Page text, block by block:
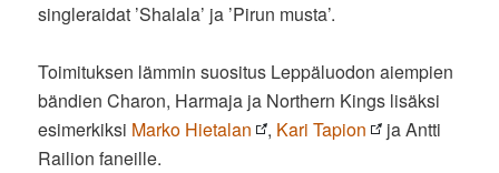
singleraidat ’Shalala’ ja ’Pirun musta’.
Toimituksen lämmin suositus Leppäluodon aiempien
bändien Charon, Harmaja ja Northern Kings lisäksi
esimerkiksi Marko Hietalan , Kari Tapion
ja Antti
Railion faneille.